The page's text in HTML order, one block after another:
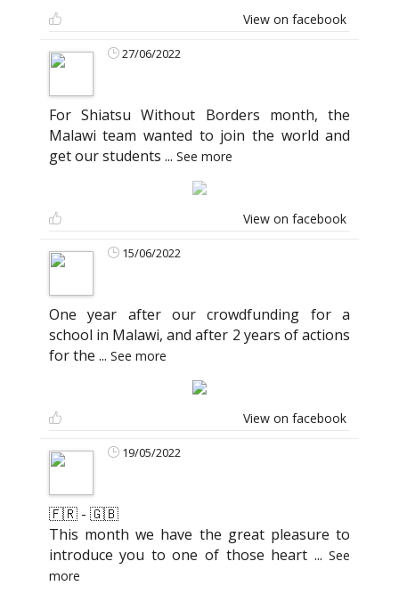
View on facebook
27/06/2022
For Shiatsu Without Borders month, the
Malawi team wanted to join the world and
get our students ... See more
View on facebook
15/06/2022
One year after our crowdfunding for a
school in Malawi, and after 2 years of actions
for the ... See more
View on facebook
19/05/2022
🇫🇷 - 🇬🇧
This month we have the great pleasure to
introduce you to one of those heart ...See
more